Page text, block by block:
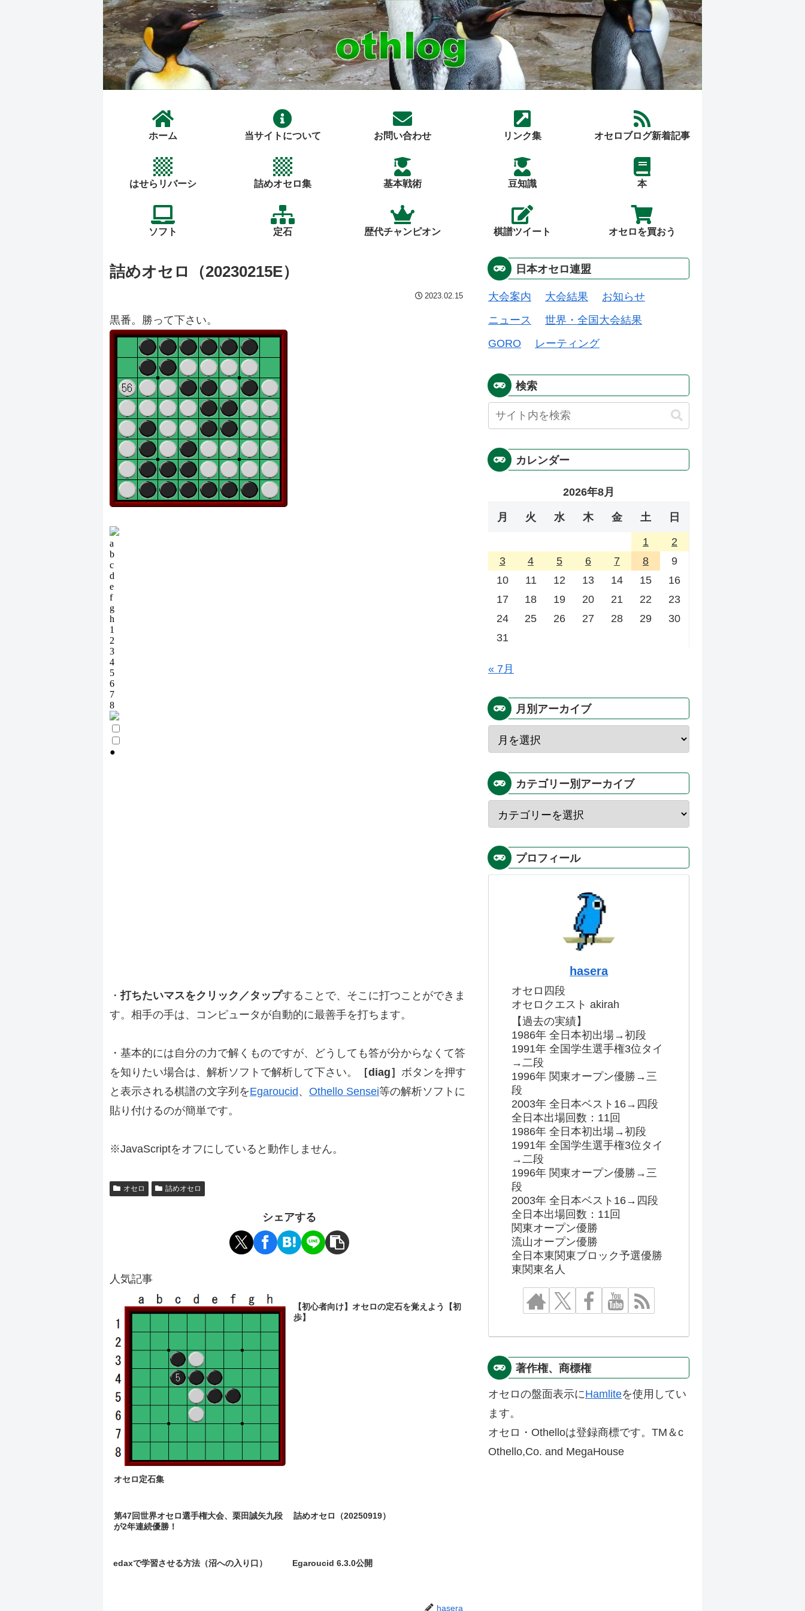
ホーム 当サイトについて お問い合わせ リンク集 オセロブログ新着記事
はせらリバーシ 詰めオセロ集 基本戦術 豆知識 本
ソフト 定石 歴代チャンピオン 棋譜ツイート オセロを買おう
詰めオセロ（20230215E）
2023.02.15
黒番。勝って下さい。
・打ちたいマスをクリック／タップすることで、そこに打つことができま
す。相手の手は、コンピュータが自動的に最善手を打ちます。
・基本的には自分の力で解くものですが、どうしても答が分からなくて答
を知りたい場合は、解析ソフトで解析して下さい。
［diag］ ボタンを押す
と表示される棋譜の文字列をEgaroucid、 Othello Sensei等の解析ソフトに
貼り付けるのが簡単です。
※JavaScriptをオフにしていると動作しません。
オセロ 詰めオセロ
シェアする
人気記事
オセロ定石集
【初心者向け】オセロの定石を覚えよう【初
歩】
第47回世界オセロ選手権大会、栗田誠矢九段
が2年連続優勝！
詰めオセロ（20250919）
edaxで学習させる方法（沼への入り口） Egaroucid 6.3.0公開
hasera
日本オセロ連盟
大会案内 大会結果
お知らせ
ニュース
世界・全国大会結果
GORO
レーティング
検索
カレンダー
2026年8月
月 火 水 木 金 土 日
1
2
3
4 5 6 7 8
9
10
11 12 13 14 15
16
17
18 19 20 21 22
23
24
25 26 27 28 29
30
31
« 7月
月別アーカイブ
カテゴリー別アーカイブ
プロフィール
hasera
オセロ四段
オセロクエスト akirah
【過去の実績】
1986年 全日本初出場→初段
1991年 全国学生選手権3位タイ
→二段
1996年 関東オープン優勝→三
段
2003年 全日本ベスト16→四段
全日本出場回数：11回
1986年 全日本初出場→初段
1991年 全国学生選手権3位タイ
→二段
1996年 関東オープン優勝→三
段
2003年 全日本ベスト16→四段
全日本出場回数：11回
関東オープン優勝
流山オープン優勝
全日本東関東ブロック予選優勝
東関東名人
著作権、商標権
オセロの盤面表示にHamliteを使用してい
ます。
オセロ・Othelloは登録商標です。TM＆c
Othello,Co. and MegaHouse